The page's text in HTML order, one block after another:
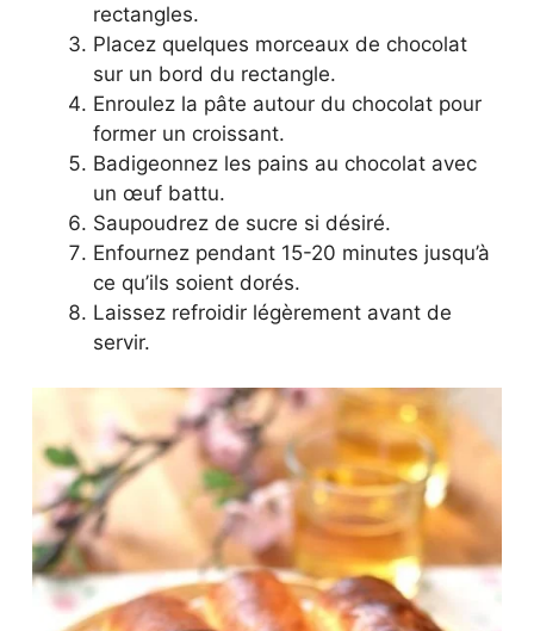
rectangles.
Placez quelques morceaux de chocolat
sur un bord du rectangle.
Enroulez la pâte autour du chocolat pour
former un croissant.
Badigeonnez les pains au chocolat avec
un œuf battu.
Saupoudrez de sucre si désiré.
Enfournez pendant 15-20 minutes jusqu’à
ce qu’ils soient dorés.
Laissez refroidir légèrement avant de
servir.